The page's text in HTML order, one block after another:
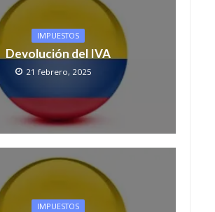
IMPUESTOS
Devolución del IVA
21 febrero, 2025
IMPUESTOS